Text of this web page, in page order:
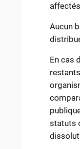
Aucun
En cas
statuts